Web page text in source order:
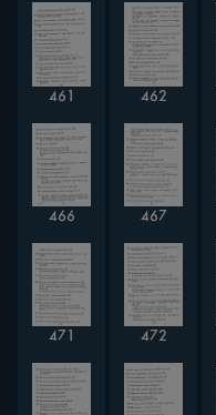
461 462
466 467
471 472